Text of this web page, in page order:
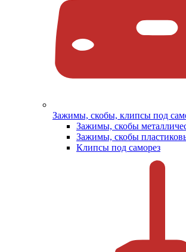
Зажимы, скобы, клипсы под
Зажимы, скобы
Зажимы, скобы
Клипсы под саморез